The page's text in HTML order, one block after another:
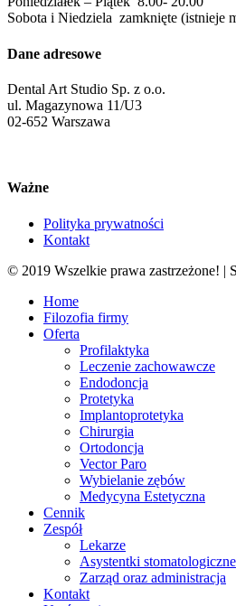
Sobota i Niedziela zamknięte
Dane adresowe
Dental Art Studio Sp. z o.o.
ul. Magazynowa 11/U3
02-652 Warszawa
Ważne
Polityka prywatności
Kontakt
© 2019 Wszelkie prawa zastrzeżone! |
Close
Menu
Home
Filozofia firmy
Oferta
Profilaktyka
Leczenie zachowawcze
Endodoncja
Protetyka
Implantoprotetyka
Chirurgia
Ortodoncja
Vector Paro
Wybielanie zębów
Medycyna Estetyczna
Cennik
Zespół
Lekarze
Asystentki stomatologiczne
Zarząd oraz administracja
Kontakt